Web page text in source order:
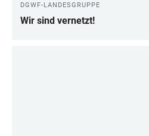
DGWF-LANDESGRUPPE
Wir sind vernetzt!